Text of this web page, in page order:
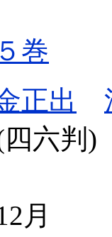
巻
正出
六判)
月